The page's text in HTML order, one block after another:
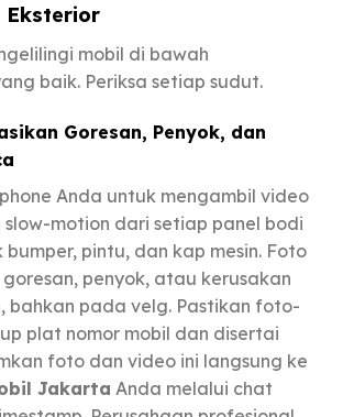
Eksterior
mobil di bawah
baik. Periksa setiap sudut.
Goresan, Penyok, dan
Anda untuk mengambil video
motion dari setiap panel bodi
bumper, pintu, dan kap mesin. Foto
penyok, atau kerusakan
bahkan pada velg. Pastikan foto-
plat nomor mobil dan disertai
foto dan video ini langsung ke
Jakarta Anda melalui chat